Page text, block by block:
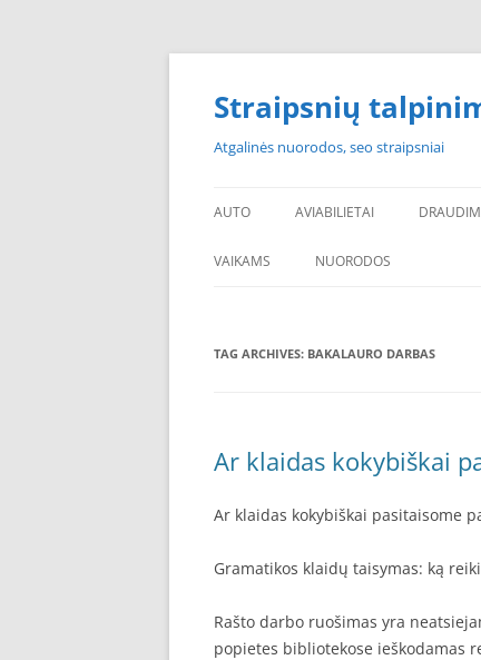
Skip
Straipsnių
Atgalinės nuorodos, seo straipsniai
AUTO AVIABILIETAI
VAIKAMS NUORODOS
PADANGOS PIGIAU
SEO STRAIPSNIU
TAG ARCHIVES: BAKALAURO DARBAS
Ar klaidas kokybiškai
Ar klaidas kokybiškai pasitaisome
Gramatikos klaidų taisymas: ką
Rašto darbo ruošimas yra
popietes bibliotekose ieškodamas